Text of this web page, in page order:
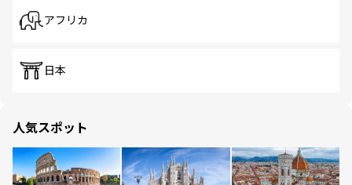
アフリカ
日本
人気スポット